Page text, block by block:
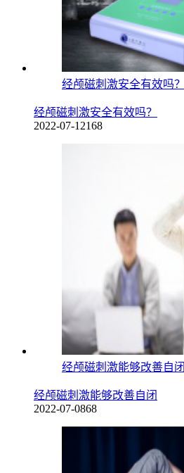
经颅磁刺激安全有效吗？
经颅磁刺激安全有效吗？
2022-07-12168
经颅磁刺激能够改善自闭
经颅磁刺激能够改善自闭
2022-07-0868